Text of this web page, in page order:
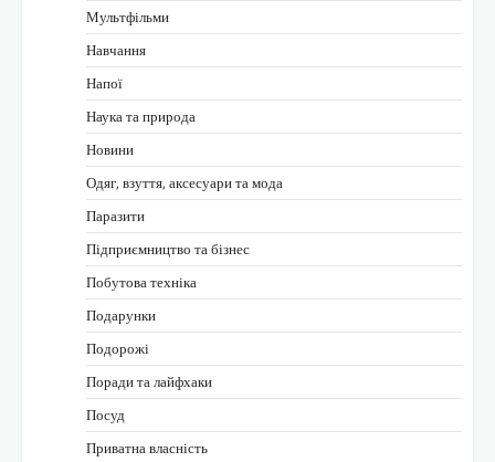
Мультфільми
Навчання
Напої
Наука та природа
Новини
Одяг, взуття, аксесуари та мода
Паразити
Підприємництво та бізнес
Побутова техніка
Подарунки
Подорожі
Поради та лайфхаки
Посуд
Приватна власність